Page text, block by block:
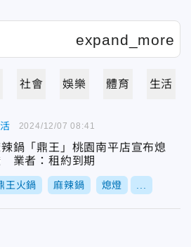
社會 娛樂 體育 生活
鍋「鼎王」桃園南平店宣布熄
業者：租約到期
王火鍋 麻辣鍋 熄燈
2024/12/07 08:41